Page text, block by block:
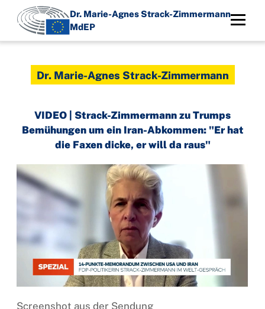
Direkt
zum
Dr. Marie-Agnes Strack-Zimmermann
MdEP
Dr. Marie-Agnes Strack-Zimmermann
VIDEO | Strack-Zimmermann zu Trumps
Bemühungen um ein Iran-Abkommen: "Er hat
die Faxen dicke, er will da raus"
Screenshot aus der Sendung